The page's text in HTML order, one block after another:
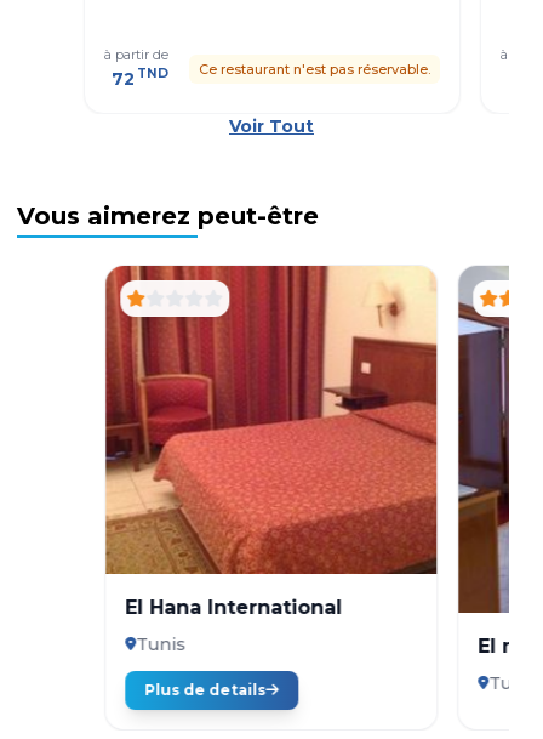
à partir de
72 TND Ce restaurant n'est pas réservable.
à
Voir Tout
Vous aimerez peut-être
El Hana International
Tunis
Plus de details
El
Tunis